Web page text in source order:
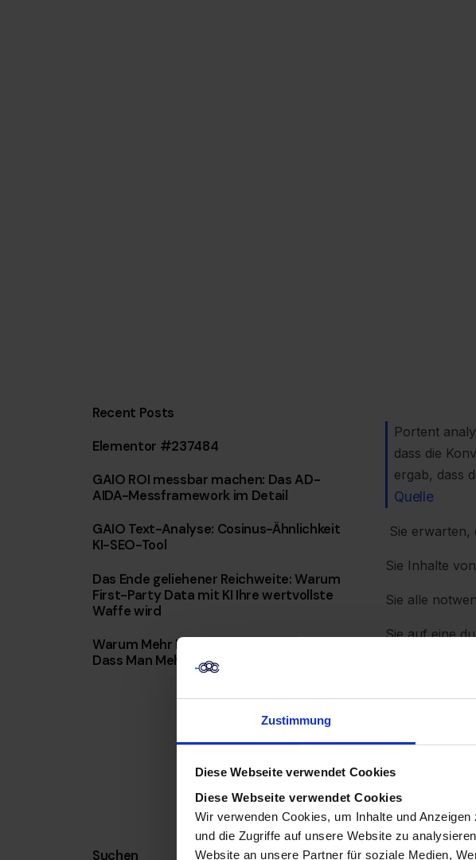
Zustimmung
Diese Webseite verwendet Cookies
Diese Webseite verwendet Cookies
Wir verwenden Cookies, um Inhalte und
und die Zugriffe auf unsere Website zu
Website an unsere Partner für soziale Medien,
Recent Posts
Elementor #237484
GAIO ROI messbar machen: Das AD-
AIDA-Messframework im Detail
GAIO Text-Analyse: Cosinus-Ähnlichkeit
KI-SEO-Tool
Das Ende geliehener Reichweite: Warum
First-Party Data mit KI Ihre wertvollste
Waffe wird
Warum Mehr Daten Nicht Bedeuten,
Dass Man Mehr Weiß
Suchen
Portent
dass die
ergab, dass
Quelle
Sie erwarten,
Sie Inhalte
Sie alle
Sie auf eine
Sie
Sie in
Aber… es
Ihre
Anstieg des